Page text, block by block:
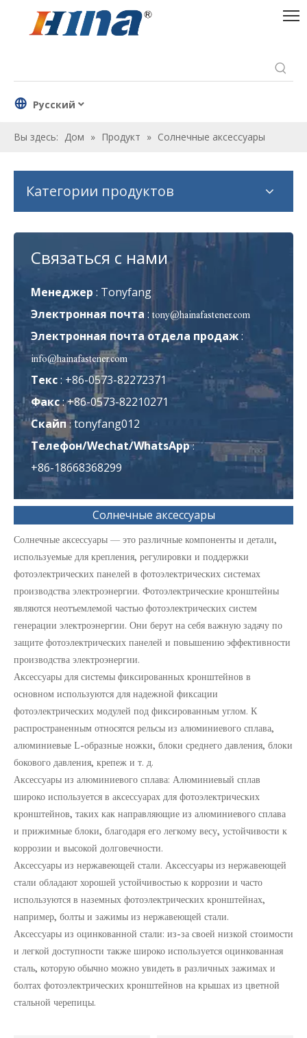
Pусский
Вы здесь: Дом » Продукт » Солнечные аксессуары
Категории продуктов
Связаться с нами
Менеджер : Tonyfang
Электронная почта : tony@hainafastener.com
Электронная почта отдела продаж:
info@hainafastener.com
Текс: +86-0573-82272371
Факс: +86-0573-82210271
Скайп : tonyfang012
Телефон/Wechat/WhatsApp :
+86-18668368299
Солнечные аксессуары
Солнечные аксессуары — это различные компоненты и детали,
используемые для крепления, регулировки и поддержки
фотоэлектрических панелей в фотоэлектрических системах
производства электроэнергии. Фотоэлектрические кронштейны
являются неотъемлемой частью фотоэлектрических систем
генерации электроэнергии. Они берут на себя важную задачу по
защите фотоэлектрических панелей и повышению эффективности
производства электроэнергии.
Аксессуары для системы фиксированных кронштейнов в
основном используются для надежной фиксации
фотоэлектрических модулей под фиксированным углом. К
распространенным относятся рельсы из алюминиевого сплава,
алюминиевые L-образные ножки, блоки среднего давления, блоки
бокового давления, крепеж и т. д.
Аксессуары из алюминиевого сплава: Алюминиевый сплав
широко используется в аксессуарах для фотоэлектрических
кронштейнов, таких как направляющие из алюминиевого сплава
и прижимные блоки, благодаря его легкому весу, устойчивости к
коррозии и высокой долговечности.
Аксессуары из нержавеющей стали. Аксессуары из нержавеющей
стали обладают хорошей устойчивостью к коррозии и часто
используются в наземных фотоэлектрических кронштейнах,
например, болты и зажимы из нержавеющей стали.
Аксессуары из оцинкованной стали: из-за своей низкой стоимости
и легкой доступности также широко используется оцинкованная
сталь, которую обычно можно увидеть в различных зажимах и
болтах фотоэлектрических кронштейнов на крышах из цветной
стальной черепицы.